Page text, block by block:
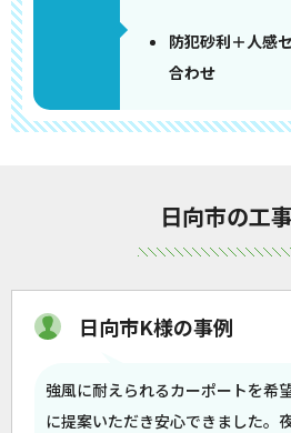
防犯砂利＋人感
合わせ
日向市の工
日向市K様の事例
強風に耐えられるカーポートを希
に提案いただき安心できました。